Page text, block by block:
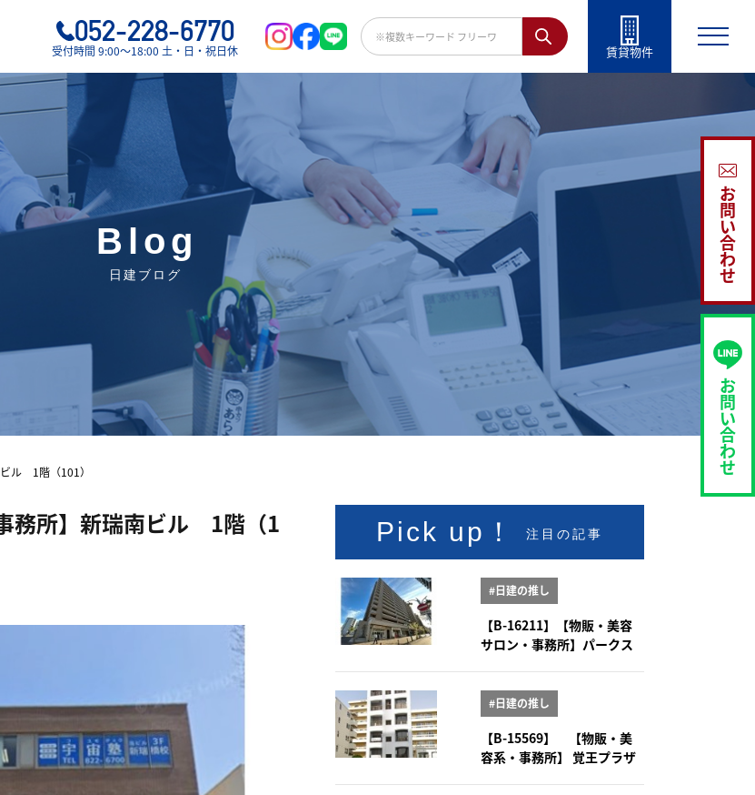
052-228-6770
受付時間 9:00〜18:00 土・日・祝日休 賃貸物件
お
問
い
合
わ
せ
お
問
い
合
わ
せ
Blog
日建ブログ
ル 1階（101）
務所】新瑞南ビル 1階（1
Pick up！ 注目の記事
#日建の推し
【B-16211】【物販・美容
サロン・事務所】パークス
#日建の推し
【B-15569】 【物販・美
容系・事務所】 覚王プラザ